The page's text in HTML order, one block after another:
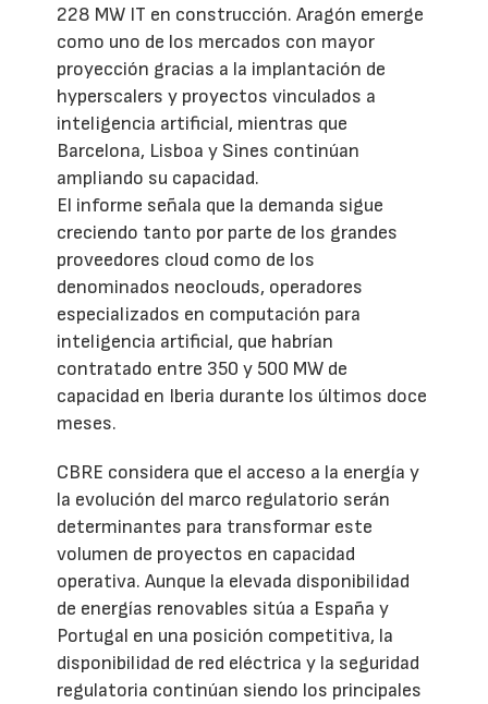
228 MW IT en construcción. Aragón emerge
como uno de los mercados con mayor
proyección gracias a la implantación de
hyperscalers y proyectos vinculados a
inteligencia artificial, mientras que
Barcelona, Lisboa y Sines continúan
ampliando su capacidad.
El informe señala que la demanda sigue
creciendo tanto por parte de los grandes
proveedores cloud como de los
denominados neoclouds, operadores
especializados en computación para
inteligencia artificial, que habrían
contratado entre 350 y 500 MW de
capacidad en Iberia durante los últimos doce
meses.
CBRE considera que el acceso a la energía y
la evolución del marco regulatorio serán
determinantes para transformar este
volumen de proyectos en capacidad
operativa. Aunque la elevada disponibilidad
de energías renovables sitúa a España y
Portugal en una posición competitiva, la
disponibilidad de red eléctrica y la seguridad
regulatoria continúan siendo los principales